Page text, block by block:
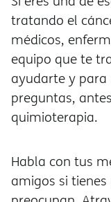
tratando el
médicos,
equipo que te
ayudarte y
preguntas,
quimioterapia.
Habla con tus
amigos si